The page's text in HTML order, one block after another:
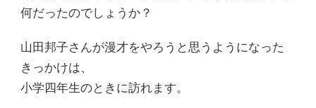
何だったのでしょうか？
山田邦子さんが漫才をやろうと思うようになった
きっかけは、
小学四年生のときに訪れます。